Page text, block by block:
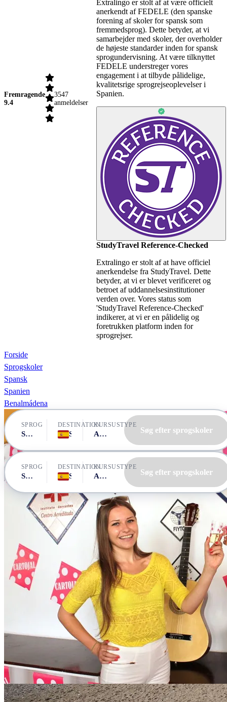
Fremragende
9.4
3547
anmeldelser
Extralingo er stolt af at være officielt
anerkendt af FEDELE (den spanske
forening af skoler for spansk som
fremmedsprog). Dette betyder, at vi
samarbejder med skoler, der overholder
de højeste standarder inden for spansk
sprogundervisning. At være tilknyttet
FEDELE understreger vores
engagement i at tilbyde pålidelige,
kvalitetsrige sprogrejseoplevelser i
Spanien.
StudyTravel Reference-Checked
Extralingo er stolt af at have officiel
anerkendelse fra StudyTravel. Dette
betyder, at vi er blevet verificeret og
betroet af uddannelsesinstitutioner
verden over. Vores status som
'StudyTravel Reference-Checked'
indikerer, at vi er en pålidelig og
foretrukken platform inden for
sprogrejser.
Forside
Sprogskoler
Spansk
Spanien
Benalmádena
SPROG
Spansk
DESTINATIONKURSUSTYPE
Alle kurser Søg efter sprogskoler
SPROG
Spansk
DESTINATIONKURSUSTYPE
Alle kurser Søg efter sprogskoler